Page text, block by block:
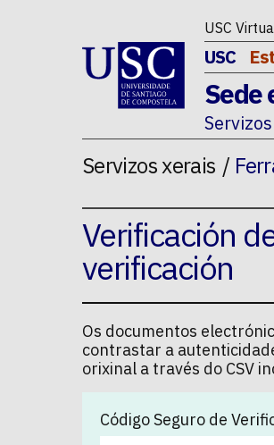
USC
USC
Sede
Servizos xerais
Verificación
verificación
Os documentos
contrastar a
orixinal a través do CSV
Código Seguro de